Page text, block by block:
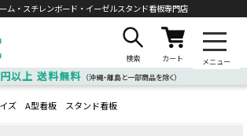
ム・スチレンボード・ イーゼルスタンド看板専門店
検索 カート メニュー
以上 送料無料 （沖縄・離島と一部商品を除く）
ズ A型看板 スタンド看板